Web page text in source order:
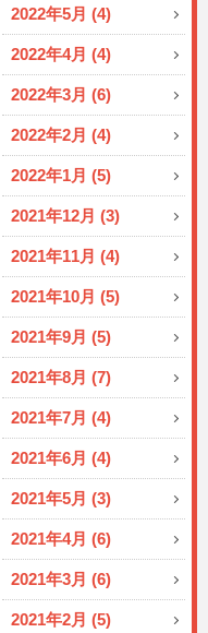
2022年5月 (4)
2022年4月 (4)
2022年3月 (6)
2022年2月 (4)
2022年1月 (5)
2021年12月 (3)
2021年11月 (4)
2021年10月 (5)
2021年9月 (5)
2021年8月 (7)
2021年7月 (4)
2021年6月 (4)
2021年5月 (3)
2021年4月 (6)
2021年3月 (6)
2021年2月 (5)